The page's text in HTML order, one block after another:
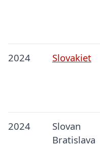
2024 Slovakiet
2024
Slovan
Bratislava